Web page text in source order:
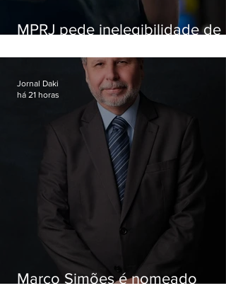
MPRJ pede inelegibilidade de
Marco Simões é nomeado
Jornal Daki
há 21 horas